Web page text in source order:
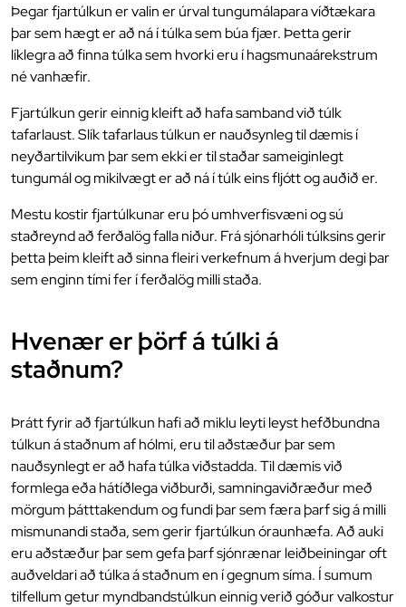
Þegar fjartúlkun er valin er úrval tungumálapara víðtækara
þar sem hægt er að ná í túlka sem búa fjær. Þetta gerir
líklegra að finna túlka sem hvorki eru í hagsmunaárekstrum
né vanhæfir.
Fjartúlkun gerir einnig kleift að hafa samband við túlk
tafarlaust. Slík tafarlaus túlkun er nauðsynleg til dæmis í
neyðartilvikum þar sem ekki er til staðar sameiginlegt
tungumál og mikilvægt er að ná í túlk eins fljótt og auðið er.
Mestu kostir fjartúlkunar eru þó umhverfisvæni og sú
staðreynd að ferðalög falla niður. Frá sjónarhóli túlksins gerir
þetta þeim kleift að sinna fleiri verkefnum á hverjum degi þar
sem enginn tími fer í ferðalög milli staða.
Hvenær er þörf á túlki á
staðnum?
Þrátt fyrir að fjartúlkun hafi að miklu leyti leyst hefðbundna
túlkun á staðnum af hólmi, eru til aðstæður þar sem
nauðsynlegt er að hafa túlka viðstadda. Til dæmis við
formlega eða hátíðlega viðburði, samningaviðræður með
mörgum þátttakendum og fundi þar sem færa þarf sig á milli
mismunandi staða, sem gerir fjartúlkun óraunhæfa. Að auki
eru aðstæður þar sem gefa þarf sjónrænar leiðbeiningar oft
auðveldari að túlka á staðnum en í gegnum síma. Í sumum
tilfellum getur myndbands­túlkun einnig verið góður valkostur